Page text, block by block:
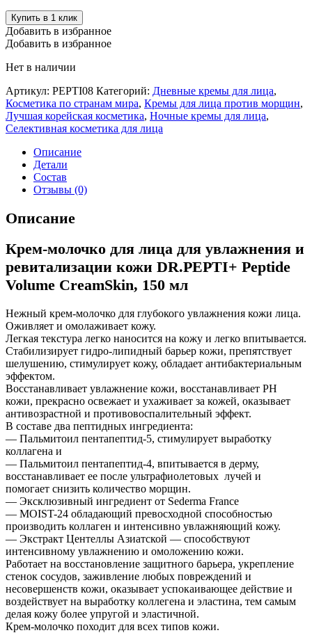
Купить в 1 клик
Добавить в избранное
Добавить в избранное
Нет в наличии
Артикул: PEPTI08 Категорий: Дневные кремы для лица,
Косметика по странам мира, Кремы для лица против морщин,
Лучшая корейская косметика, Ночные кремы для лица,
Селективная косметика для лица
Описание
Детали
Состав
Отзывы (0)
Описание
Крем-молочко для лица для увлажнения и
ревитализации кожи DR.PEPTI+ Peptide
Volume CreamSkin, 150 мл
Нежный крем-молочко для глубокого увлажнения кожи лица.
Оживляет и омолаживает кожу.
Легкая текстура легко наносится на кожу и легко впитывается.
Стабилизирует гидро-липидный барьер кожи, препятствует
шелушению, стимулирует кожу, обладает антибактериальным
эффектом.
Восстанавливает увлажнение кожи, восстанавливает РН
кожи, прекрасно освежает и ухаживает за кожей, оказывает
антивозрастной и противовоспалительный эффект.
В составе два пептидных ингредиента:
— Пальмитоил пентапептид-5, стимулирует выработку
коллагена и
— Пальмитоил пентапептид-4, впитывается в дерму,
восстанавливает ее после ультрафиолетовых лучей и
помогает снизить количество морщин.
— Эксклюзивный ингредиент от Sederma France
— MOIST-24 обладающий превосходной способностью
производить коллаген и интенсивно увлажняющий кожу.
— Экстракт Центеллы Азиатской — способствуют
интенсивному увлажнению и омоложению кожи.
Работает на восстановление защитного барьера, укрепление
стенок сосудов, заживление любых повреждений и
несовершенств кожи, оказывает успокаивающее действие и
воздействует на выработку коллегена и эластина, тем самым
делая кожу более упругой и эластичной.
Крем-молочко походит для всех типов кожи.